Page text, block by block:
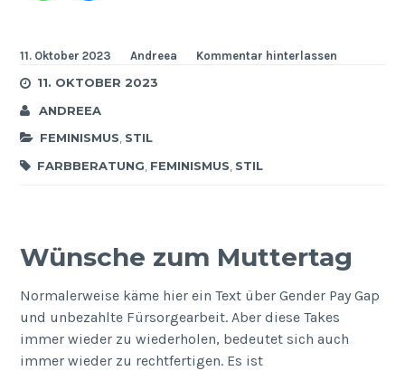
11. Oktober 2023 Andreea Kommentar hinterlassen
11. OKTOBER 2023
ANDREEA
FEMINISMUS, STIL
FARBBERATUNG FEMINISMUS STIL
Wünsche zum Muttertag
Normalerweise käme hier ein Text über Gender Pay Gap
und unbezahlte Fürsorgearbeit. Aber diese Takes
immer wieder zu wiederholen, bedeutet sich auch
immer wieder zu rechtfertigen. Es ist